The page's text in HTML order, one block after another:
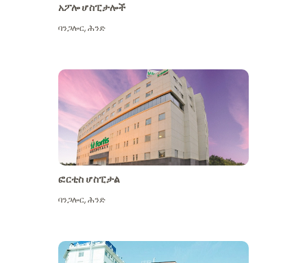
አፖሎ ሆስፒታሎች
ባንጋሎር,ሕንድ
ፎርቲስ ሆስፒታል
ባንጋሎር,ሕንድ